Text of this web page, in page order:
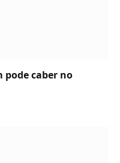
pode caber no